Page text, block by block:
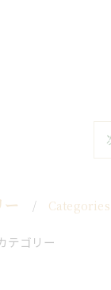
ー Categories
テゴリー